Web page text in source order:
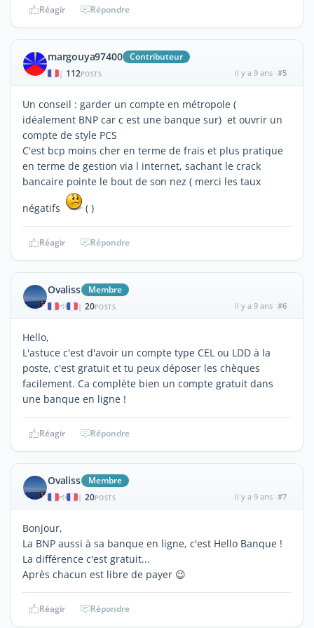
Réagir Répondre
margouya97400 Contributeur
| 112POSTS il y a 9 ans #5
Un conseil : garder un compte en métropole (
idéalement BNP car c est une banque sur) et ouvrir un
compte de style PCS
C'est bcp moins cher en terme de frais et plus pratique
en terme de gestion via l internet, sachant le crack
bancaire pointe le bout de son nez ( merci les taux
négatifs
( )
Réagir Répondre
Ovaliss Membre
| 20POSTS il y a 9 ans #6
Hello,
L'astuce c'est d'avoir un compte type CEL ou LDD à la
poste, c'est gratuit et tu peux déposer les chèques
facilement. Ca complète bien un compte gratuit dans
une banque en ligne !
Réagir Répondre
Ovaliss Membre
| 20POSTS il y a 9 ans #7
Bonjour,
La BNP aussi à sa banque en ligne, c'est Hello Banque !
La différence c'est gratuit...
Après chacun est libre de payer 😉
Réagir Répondre